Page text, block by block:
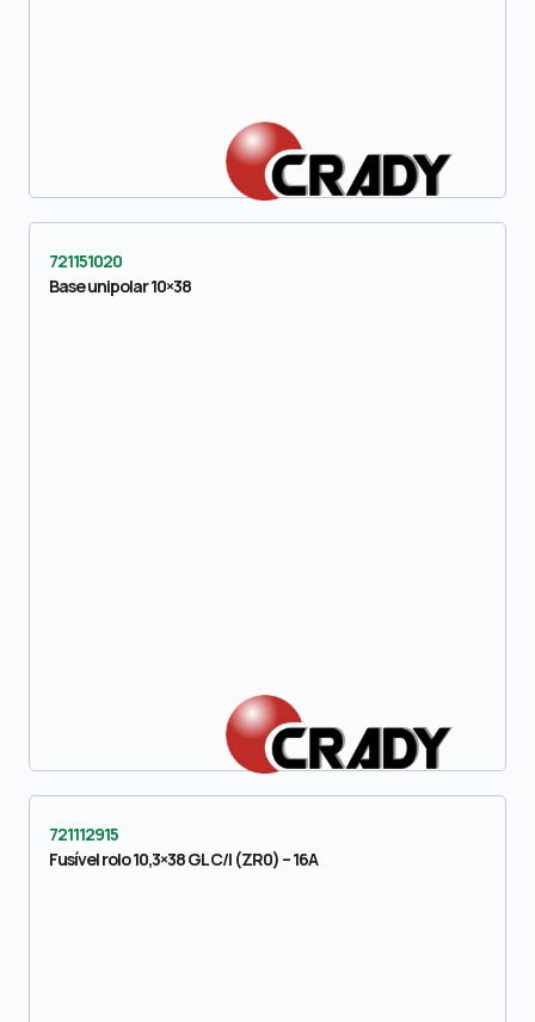
721151020
Base unipolar 10×38
721112915
Fusível rolo 10,3×38 GL C/I (ZR0) – 16A